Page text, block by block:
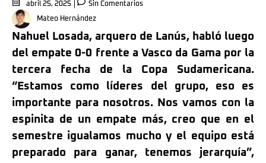
abril 25, 2025
Sin Comentarios
Mateo Hernández
Nahuel Losada, arquero de Lanús, habló luego
del empate 0-0 frente a Vasco da Gama por la
tercera fecha de la Copa Sudamericana.
“Estamos como líderes del grupo, eso es
importante para nosotros. Nos vamos con la
espinita de un empate más, creo que en el
semestre igualamos mucho y el equipo está
preparado para ganar, tenemos jerarquía”,